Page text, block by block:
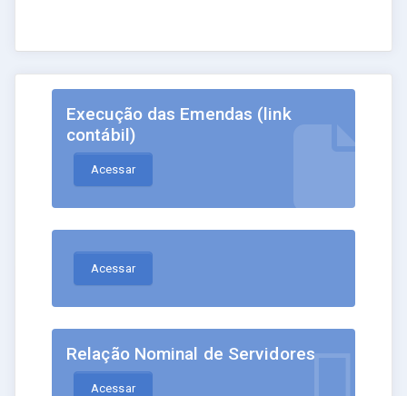
Execução das Emendas (link
contábil)
Acessar
Acessar
Relação Nominal de Servidores
Acessar